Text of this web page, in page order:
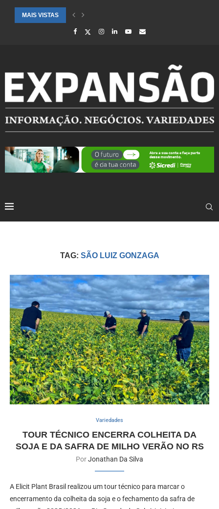
MAIS VISTAS
CIDADES ATENDIDAS PELO SEBRAE RS SÃO DESTAQUE EM
TAG: SÃO LUIZ GONZAGA
Variedades
TOUR TÉCNICO ENCERRA COLHEITA DA
SOJA E DA SAFRA DE MILHO VERÃO NO RS
PorJonathan Da Silva
A Elicit Plant Brasil realizou um tour técnico para marcar o
encerramento da colheita da soja e o fechamento da safra de